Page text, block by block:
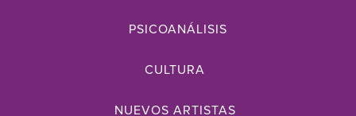
PSICOANÁLISIS
CULTURA
NUEVOS ARTISTAS